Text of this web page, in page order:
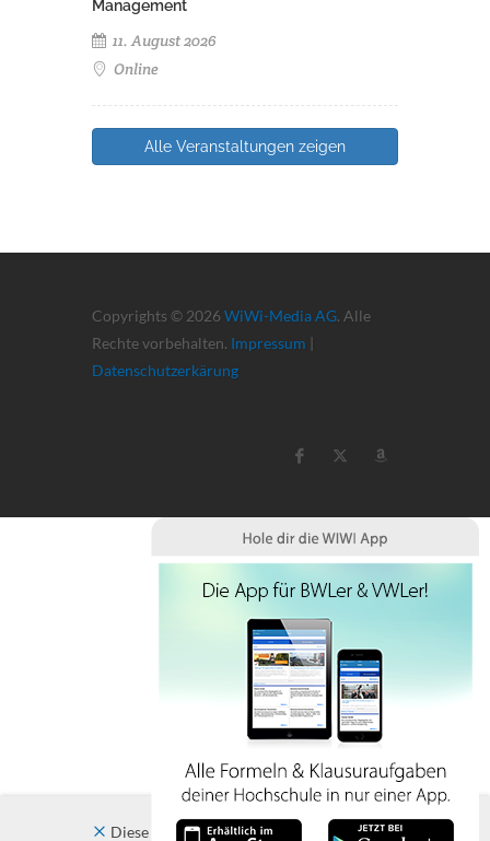
Management
11. August 2026
Online
Alle Veranstaltungen zeigen
Copyrights © 2026 WiWi-Media AG. Alle
Rechte vorbehalten. Impressum |
Datenschutzerkärung
Diese Website verwendet Cookies. Indem